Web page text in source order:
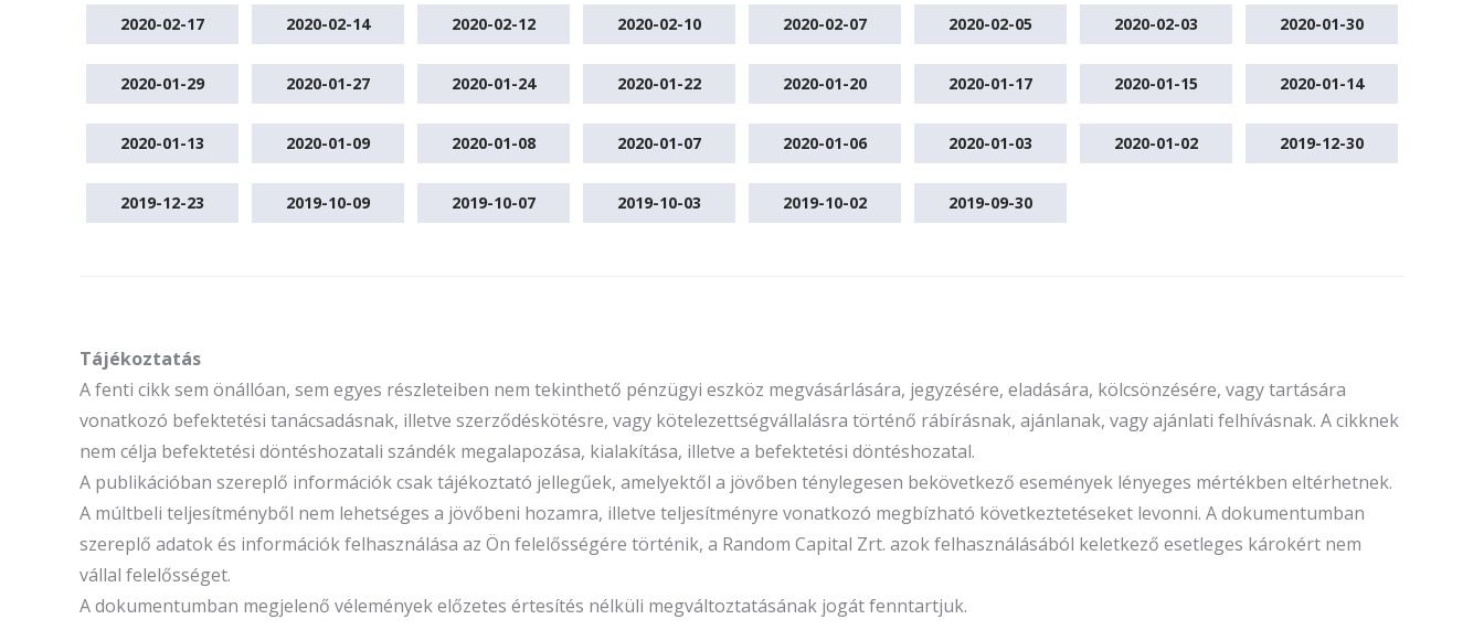
2020-02-17 2020-02-14 2020-02-12 2020-02-10 2020-02-07 2020-02-05 2020-02-03 2020-01-30
2020-01-29 2020-01-27 2020-01-24 2020-01-22 2020-01-20 2020-01-17 2020-01-15 2020-01-14
2020-01-13 2020-01-09 2020-01-08 2020-01-07 2020-01-06 2020-01-03 2020-01-02 2019-12-30
2019-12-23 2019-10-09 2019-10-07 2019-10-03 2019-10-02 2019-09-30
Tájékoztatás
A fenti cikk sem önállóan, sem egyes részleteiben nem tekinthető pénzügyi eszköz megvásárlására, jegyzésére, eladására, kölcsönzésére, vagy tartására
vonatkozó befektetési tanácsadásnak, illetve szerződéskötésre, vagy kötelezettségvállalásra történő rábírásnak, ajánlanak, vagy ajánlati felhívásnak. A cikknek
nem célja befektetési döntéshozatali szándék megalapozása, kialakítása, illetve a befektetési döntéshozatal.
A publikációban szereplő információk csak tájékoztató jellegűek, amelyektől a jövőben ténylegesen bekövetkező események lényeges mértékben eltérhetnek.
A múltbeli teljesítményből nem lehetséges a jövőbeni hozamra, illetve teljesítményre vonatkozó megbízható következtetéseket levonni. A dokumentumban
szereplő adatok és információk felhasználása az Ön felelősségére történik, a Random Capital Zrt. azok felhasználásából keletkező esetleges károkért nem
vállal felelősséget.
A dokumentumban megjelenő vélemények előzetes értesítés nélküli megváltoztatásának jogát fenntartjuk.